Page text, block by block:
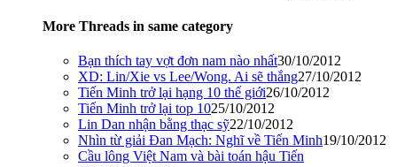
More Threads in same category
Bạn thích tay vợt đơn nam nào nhất30/10/2012
XD: Lin/Xie vs Lee/Wong. Ai sẽ thắng27/10/2012
Tiến Minh trở lại hạng 10 thế giới26/10/2012
Tiến Minh trở lại top 1025/10/2012
Lin Dan nhận bằng thạc sỹ22/10/2012
Nhìn từ giải Đan Mạch: Nghĩ về Tiến Minh19/10/2012
Cầu lông Việt Nam và bài toán hậu Tiến